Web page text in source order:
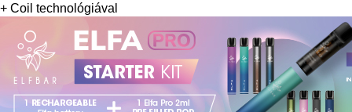
+ Coil technológiával